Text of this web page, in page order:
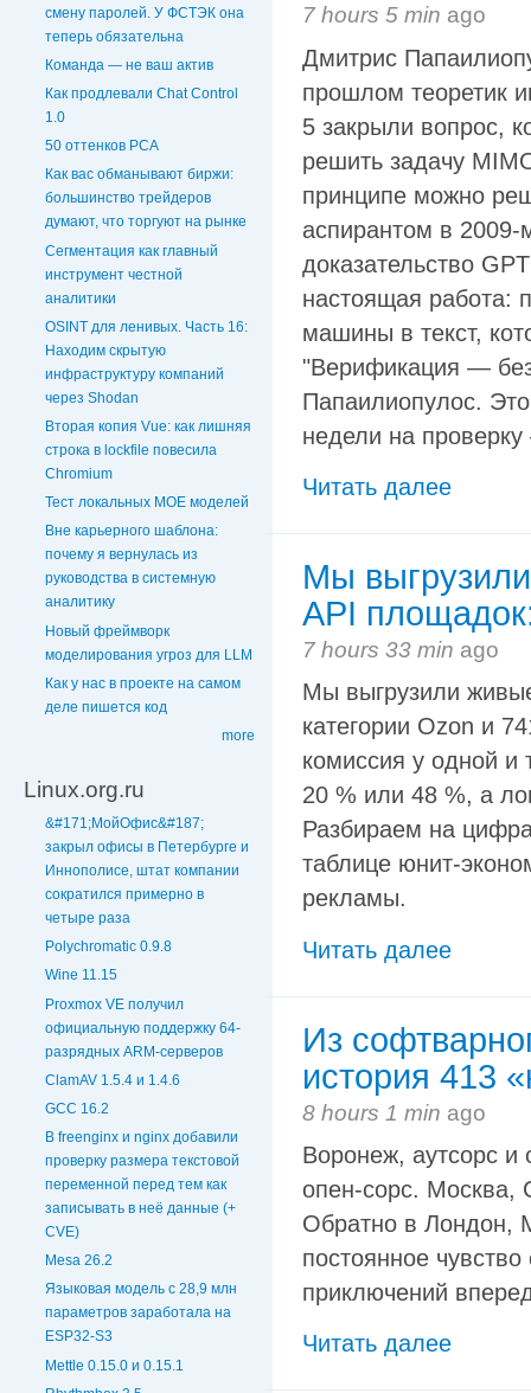
смену паролей. У ФСТЭК она
теперь обязательна
Команда — не ваш актив
Как продлевали Chat Control
1.0
50 оттенков PCA
Как вас обманывают биржи:
большинство трейдеров
думают, что торгуют на рынке
Сегментация как главный
инструмент честной
аналитики
OSINT для ленивых. Часть 16:
Находим скрытую
инфраструктуру компаний
через Shodan
Вторая копия Vue: как лишняя
строка в lockfile повесила
Chromium
Тест локальных MOE моделей
Вне карьерного шаблона:
почему я вернулась из
руководства в системную
аналитику
Новый фреймворк
моделирования угроз для LLM
Как у нас в проекте на самом
деле пишется код
more
Linux.org.ru
&#171;МойОфис&#187;
закрыл офисы в Петербурге и
Иннополисе, штат компании
сократился примерно в
четыре раза
Polychromatic 0.9.8
Wine 11.15
Proxmox VE получил
официальную поддержку 64-
разрядных ARM-серверов
ClamAV 1.5.4 и 1.4.6
GCC 16.2
В freenginx и nginx добавили
проверку размера текстовой
переменной перед тем как
записывать в неё данные (+
CVE)
Mesa 26.2
Языковая модель с 28,9 млн
параметров заработала на
ESP32-S3
Mettle 0.15.0 и 0.15.1
7 hours 5 min ago
Дмитрис
прошлом теоретик
5 закрыли вопрос,
решить задачу
принципе можно
аспирантом в
доказательство
настоящая работа:
машины в текст,
"Верификация —
Папаилиопулос.
недели на
Читать далее
Мы
API
7 hours 33 min ago
Мы выгрузили
категории Ozon и
комиссия у одной и
20 % или 48 %, а
Разбираем на
таблице юнит-
рекламы.
Читать далее
Из
история 413
8 hours 1 min ago
Воронеж, аутсорс
опен-сорс. Москва,
Обратно в Лондон,
постоянное
приключений
Читать далее